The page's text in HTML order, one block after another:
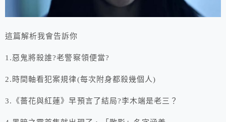
這篇解析我會告訴你
1.惡鬼將殺誰?老警察領便當?
2.時間軸看犯案規律(每次附身都殺幾個人)
3.《薔花與紅蓮》早預言了結局?李木端是老三？